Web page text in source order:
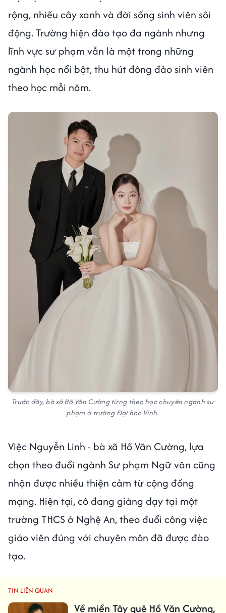
rộng, nhiều cây xanh và đời sống sinh viên sôi
động. Trường hiện đào tạo đa ngành nhưng
lĩnh vực sư phạm vẫn là một trong những
ngành học nổi bật, thu hút đông đảo sinh viên
theo học mỗi năm.
Trước đây, bà xã Hồ Văn Cường từng theo học chuyên ngành sư
phạm ở trường Đại học Vinh.
Việc Nguyễn Linh - bà xã Hồ Văn Cường, lựa
chọn theo đuổi ngành Sư phạm Ngữ văn cũng
nhận được nhiều thiện cảm từ cộng đồng
mạng. Hiện tại, cô đang giảng dạy tại một
trường THCS ở Nghệ An, theo đuổi công việc
giáo viên đúng với chuyên môn đã được đào
tạo.
TIN LIÊN QUAN
Về miền Tây quê Hồ Văn Cường,